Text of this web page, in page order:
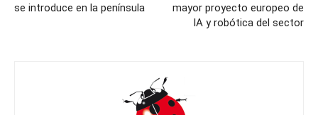
se introduce en la península
mayor proyecto europeo de
IA y robótica del sector